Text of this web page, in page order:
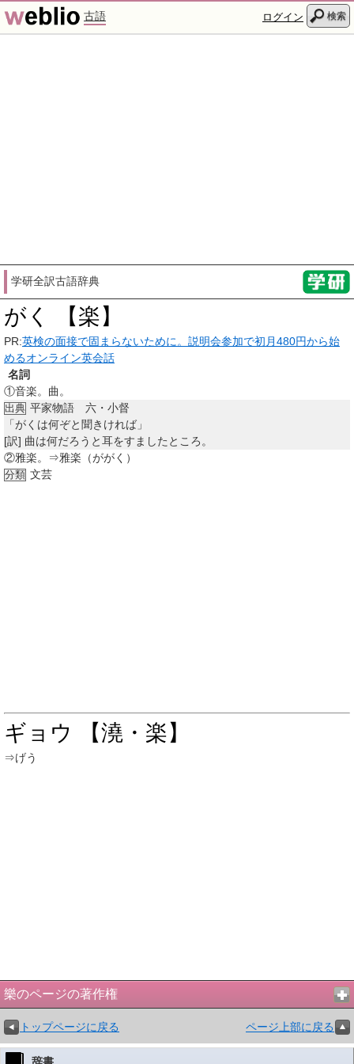
古語 ログイン 検索
学研全訳古語辞典
がく 【楽】
PR:英検の面接で固まらないために。説明会参加で初月480円から始
めるオンライン英会話
名詞
①音楽。曲。
出典 平家物語 六・小督
「がくは何ぞと聞きければ」
[訳] 曲は何だろうと耳をすましたところ。
②雅楽。⇒雅楽（ががく）
分類 文芸
ギョウ 【澆・楽】
⇒げう
樂のページの著作権
トップページに戻る ページ上部に戻る